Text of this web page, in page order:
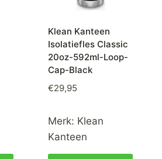
Klean Kanteen
Isolatiefles Classic
20oz-592ml-Loop-
Cap-Black
€29,95
Merk: Klean
Kanteen